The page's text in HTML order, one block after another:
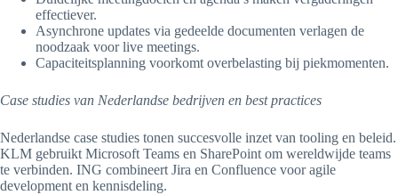
effectiever.
Asynchrone updates via gedeelde documenten verlagen de
noodzaak voor live meetings.
Capaciteitsplanning voorkomt overbelasting bij piekmomenten.
Case studies van Nederlandse bedrijven en best practices
Nederlandse case studies tonen succesvolle inzet van tooling en beleid.
KLM gebruikt Microsoft Teams en SharePoint om wereldwijde teams
te verbinden. ING combineert Jira en Confluence voor agile
development en kennisdeling.